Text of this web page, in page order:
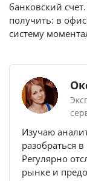
банковский
получить: в
систему
Изучаю
разобраться
Регулярно
рынке и